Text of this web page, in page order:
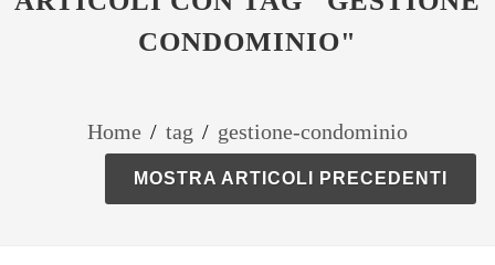
CONDOMINIO"
Home / tag / gestione-condominio
MOSTRA ARTICOLI PRECEDENTI